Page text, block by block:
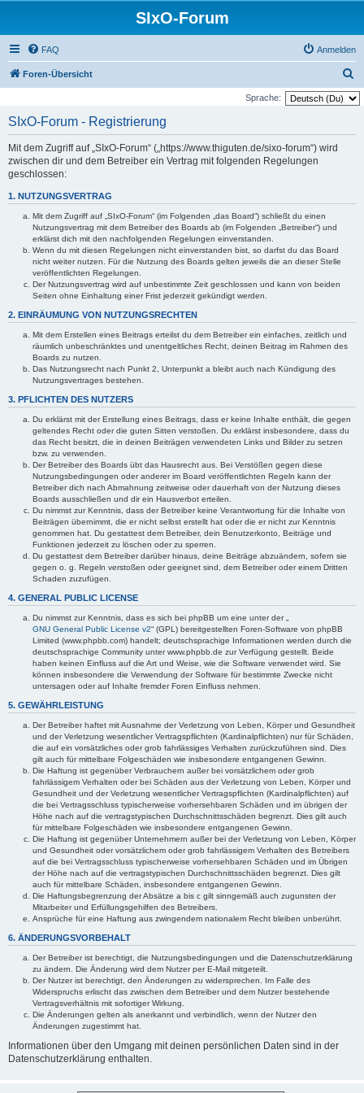
SIxO-Forum
FAQ Anmelden
Foren-Übersicht
u
Sprache:
SIxO-Forum - Registrierung
Mit dem Zugriff auf „SIxO-Forum“ („https://www.thiguten.de/sixo-forum“) wird
zwischen dir und dem Betreiber ein Vertrag mit folgenden Regelungen
geschlossen:
1. NUTZUNGSVERTRAG
Mit dem Zugriff auf „SIxO-Forum“ (im Folgenden „das Board“) schließt du einen
Nutzungsvertrag mit dem Betreiber des Boards ab (im Folgenden „Betreiber“) und
erklärst dich mit den nachfolgenden Regelungen einverstanden.
Wenn du mit diesen Regelungen nicht einverstanden bist, so darfst du das Board
nicht weiter nutzen. Für die Nutzung des Boards gelten jeweils die an dieser Stelle
veröffentlichten Regelungen.
Der Nutzungsvertrag wird auf unbestimmte Zeit geschlossen und kann von beiden
Seiten ohne Einhaltung einer Frist jederzeit gekündigt werden.
2. EINRÄUMUNG VON NUTZUNGSRECHTEN
Mit dem Erstellen eines Beitrags erteilst du dem Betreiber ein einfaches, zeitlich und
räumlich unbeschränktes und unentgeltliches Recht, deinen Beitrag im Rahmen des
Boards zu nutzen.
Das Nutzungsrecht nach Punkt 2, Unterpunkt a bleibt auch nach Kündigung des
Nutzungsvertrages bestehen.
3. PFLICHTEN DES NUTZERS
Du erklärst mit der Erstellung eines Beitrags, dass er keine Inhalte enthält, die gegen
geltendes Recht oder die guten Sitten verstoßen. Du erklärst insbesondere, dass du
das Recht besitzt, die in deinen Beiträgen verwendeten Links und Bilder zu setzen
bzw. zu verwenden.
Der Betreiber des Boards übt das Hausrecht aus. Bei Verstößen gegen diese
Nutzungsbedingungen oder anderer im Board veröffentlichten Regeln kann der
Betreiber dich nach Abmahnung zeitweise oder dauerhaft von der Nutzung dieses
Boards ausschließen und dir ein Hausverbot erteilen.
Du nimmst zur Kenntnis, dass der Betreiber keine Verantwortung für die Inhalte von
Beiträgen übernimmt, die er nicht selbst erstellt hat oder die er nicht zur Kenntnis
genommen hat. Du gestattest dem Betreiber, dein Benutzerkonto, Beiträge und
Funktionen jederzeit zu löschen oder zu sperren.
Du gestattest dem Betreiber darüber hinaus, deine Beiträge abzuändern, sofern sie
gegen o. g. Regeln verstoßen oder geeignet sind, dem Betreiber oder einem Dritten
Schaden zuzufügen.
4. GENERAL PUBLIC LICENSE
Du nimmst zur Kenntnis, dass es sich bei phpBB um eine unter der „
GNU General Public License v2“ (GPL) bereitgestellten Foren-Software von phpBB
Limited (www.phpbb.com) handelt; deutschsprachige Informationen werden durch die
deutschsprachige Community unter www.phpbb.de zur Verfügung gestellt. Beide
haben keinen Einfluss auf die Art und Weise, wie die Software verwendet wird. Sie
können insbesondere die Verwendung der Software für bestimmte Zwecke nicht
untersagen oder auf Inhalte fremder Foren Einfluss nehmen.
5. GEWÄHRLEISTUNG
Der Betreiber haftet mit Ausnahme der Verletzung von Leben, Körper und Gesundheit
und der Verletzung wesentlicher Vertragspflichten (Kardinalpflichten) nur für Schäden,
die auf ein vorsätzliches oder grob fahrlässiges Verhalten zurückzuführen sind. Dies
gilt auch für mittelbare Folgeschäden wie insbesondere entgangenen Gewinn.
Die Haftung ist gegenüber Verbrauchern außer bei vorsätzlichem oder grob
fahrlässigem Verhalten oder bei Schäden aus der Verletzung von Leben, Körper und
Gesundheit und der Verletzung wesentlicher Vertragspflichten (Kardinalpflichten) auf
die bei Vertragsschluss typischerweise vorhersehbaren Schäden und im übrigen der
Höhe nach auf die vertragstypischen Durchschnittsschäden begrenzt. Dies gilt auch
für mittelbare Folgeschäden wie insbesondere entgangenen Gewinn.
Die Haftung ist gegenüber Unternehmern außer bei der Verletzung von Leben, Körper
und Gesundheit oder vorsätzlichem oder grob fahrlässigem Verhalten des Betreibers
auf die bei Vertragsschluss typischerweise vorhersehbaren Schäden und im Übrigen
der Höhe nach auf die vertragstypischen Durchschnittsschäden begrenzt. Dies gilt
auch für mittelbare Schäden, insbesondere entgangenen Gewinn.
Die Haftungsbegrenzung der Absätze a bis c gilt sinngemäß auch zugunsten der
Mitarbeiter und Erfüllungsgehilfen des Betreibers.
Ansprüche für eine Haftung aus zwingendem nationalem Recht bleiben unberührt.
6. ÄNDERUNGSVORBEHALT
Der Betreiber ist berechtigt, die Nutzungsbedingungen und die Datenschutzerklärung
zu ändern. Die Änderung wird dem Nutzer per E-Mail mitgeteilt.
Der Nutzer ist berechtigt, den Änderungen zu widersprechen. Im Falle des
Widerspruchs erlischt das zwischen dem Betreiber und dem Nutzer bestehende
Vertragsverhältnis mit sofortiger Wirkung.
Die Änderungen gelten als anerkannt und verbindlich, wenn der Nutzer den
Änderungen zugestimmt hat.
Informationen über den Umgang mit deinen persönlichen Daten sind in der
Datenschutzerklärung enthalten.